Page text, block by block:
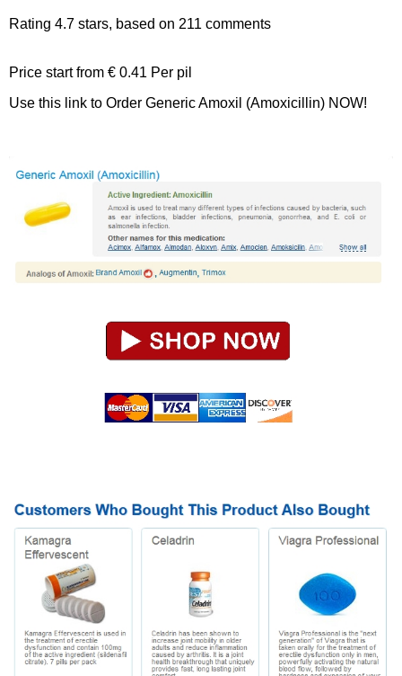
Rating 4.7 stars, based on 211 comments
Price start from € 0.41 Per pil
Use this link to Order Generic Amoxil (Amoxicillin) NOW!